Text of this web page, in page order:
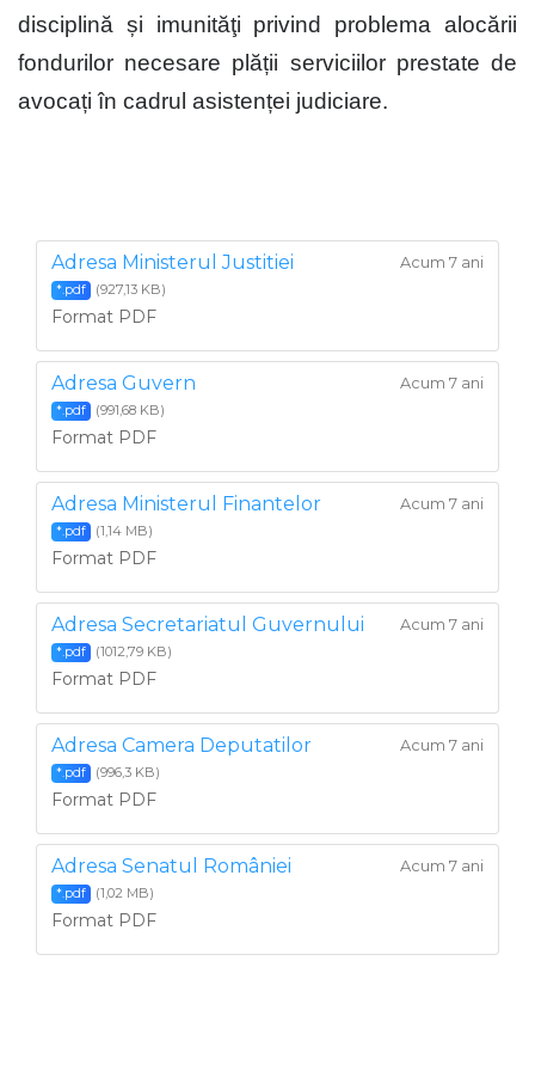
disciplină și imunităţi privind problema alocării
fondurilor necesare plății serviciilor prestate de
avocați în cadrul asistenței judiciare.
Adresa Ministerul Justitiei Acum 7 ani
*.pdf (927,13 KB)
Format PDF
Adresa Guvern Acum 7 ani
*.pdf (991,68 KB)
Format PDF
Adresa Ministerul Finantelor Acum 7 ani
*.pdf (1,14 MB)
Format PDF
Adresa Secretariatul Guvernului Acum 7 ani
*.pdf (1012,79 KB)
Format PDF
Adresa Camera Deputatilor Acum 7 ani
*.pdf (996,3 KB)
Format PDF
Adresa Senatul României Acum 7 ani
*.pdf (1,02 MB)
Format PDF